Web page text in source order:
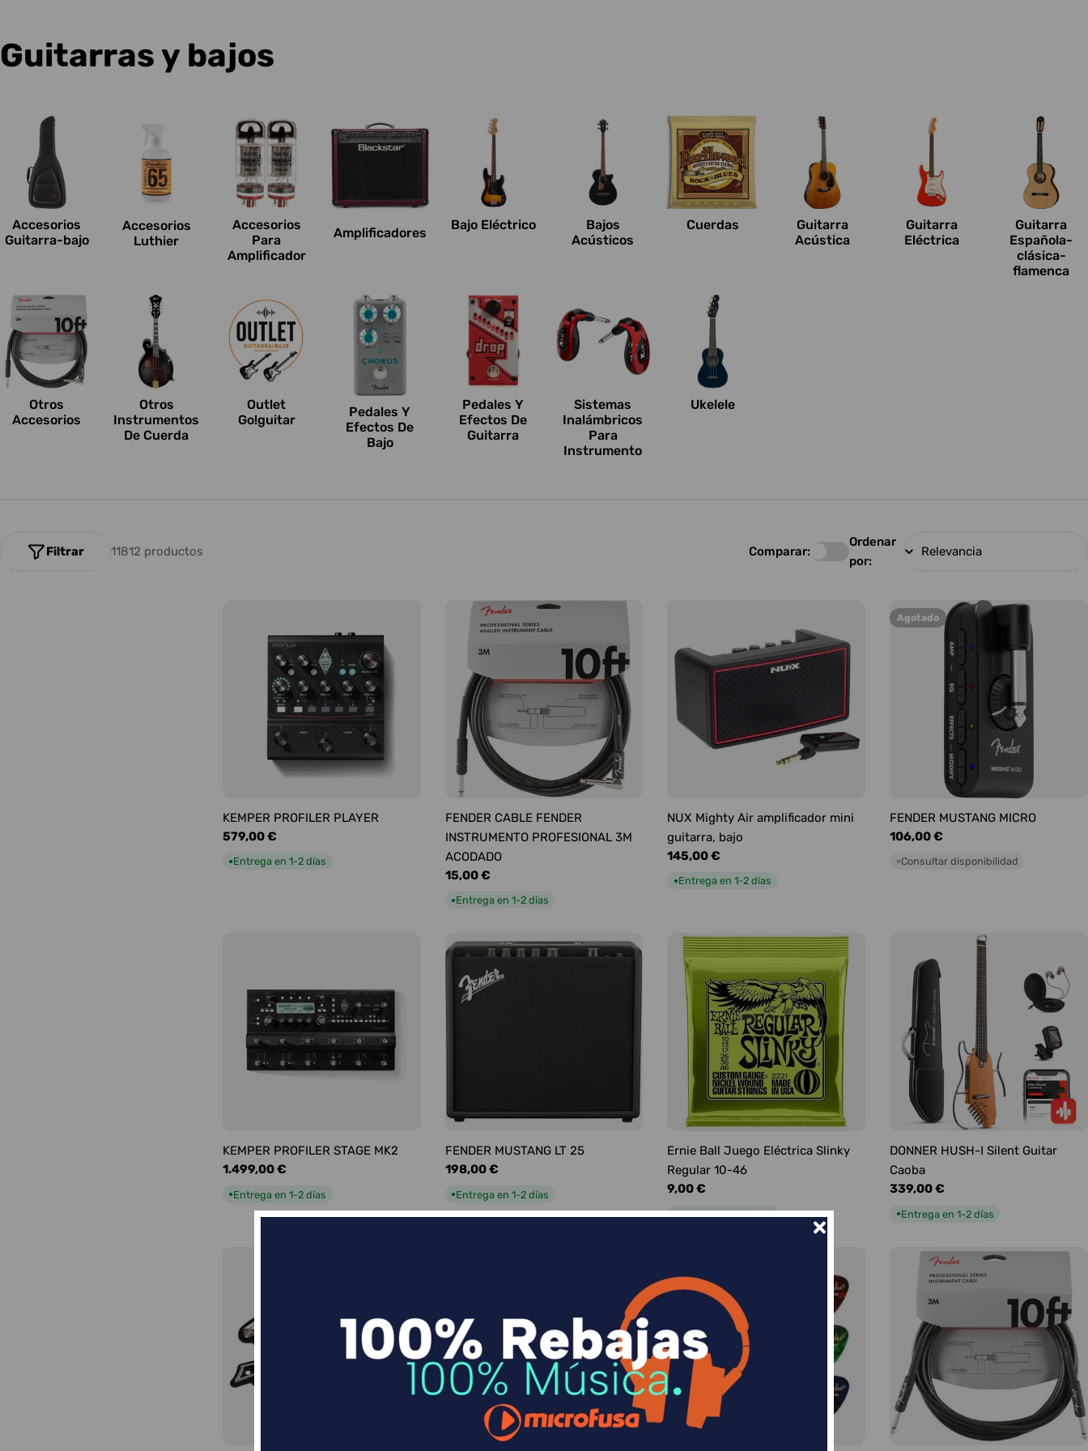
C
c
c
o
n
e
Guitarras y bajos
Accesorios
Guitarra-bajo
Accesorios
Luthier
Accesorios
Para
Amplificador
Amplificadores
Bajo Eléctrico
Bajos
Acústicos
Cuerdas
Guitarra
Acústica
Guitarra
Eléctrica
Guitarra
Española-
clásica-
flamenca
Otros
Accesorios
Otros
Instrumentos
De Cuerda
Outlet
Go!guitar
Pedales Y
Efectos De
Bajo
Pedales Y
Efectos De
Guitarra
Sistemas
Inalámbricos
Para
Instrumento
Ukelele
11812 productos
Filtrar Comparar:
Ordenar
por:
KEMPER PROFILER PLAYER
Precio
habitual
579,00 €
●Entrega en 1-2 días
FENDER CABLE FENDER
INSTRUMENTO PROFESIONAL 3M
ACODADO
Precio
habitual
15,00 €
●Entrega en 1-2 días
NUX Mighty Air amplificador mini
guitarra, bajo
Precio
habitual
145,00 €
●Entrega en 1-2 días
Agotado
FENDER MUSTANG MICRO
Precio
habitual
106,00 €
○Consultar disponibilidad
KEMPER PROFILER STAGE MK2
Precio
1.499,00 €
●Entrega en 1-2 días
FENDER MUSTANG LT 25
Precio
198,00 €
●Entrega en 1-2 días
Ernie Ball Juego Eléctrica Slinky
Regular 10-46
Precio
9,00 €
●Entrega en 1-2 días
DONNER HUSH-I Silent Guitar
Caoba
Precio
339,00 €
●Entrega en 1-2 días